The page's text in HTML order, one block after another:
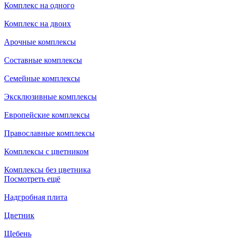
Комплекс на одного
Комплекс на двоих
Арочные комплексы
Составные комплексы
Семейные комплексы
Эксклюзивные комплексы
Европейские комплексы
Православные комплексы
Комплексы с цветником
Комплексы без цветника
Посмотреть ещё
Надгробная плита
Цветник
Щебень